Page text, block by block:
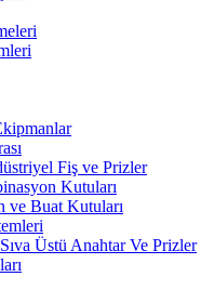
Fiş ve Prizler
Kutuları
ve Buat Kutuları
Sıva Üstü Anahtar Ve Prizler